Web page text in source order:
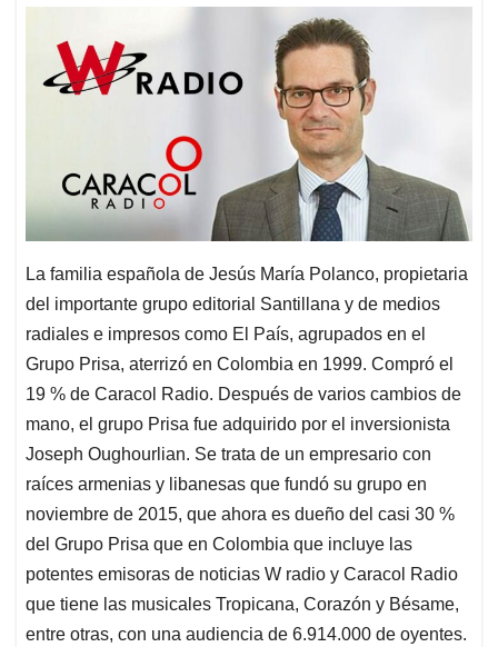
La familia española de Jesús María Polanco, propietaria
del importante grupo editorial Santillana y de medios
radiales e impresos como El País, agrupados en el
Grupo Prisa, aterrizó en Colombia en 1999. Compró el
19 % de Caracol Radio. Después de varios cambios de
mano, el grupo Prisa fue adquirido por el inversionista
Joseph Oughourlian. Se trata de un empresario con
raíces armenias y libanesas que fundó su grupo en
noviembre de 2015, que ahora es dueño del casi 30 %
del Grupo Prisa que en Colombia que incluye las
potentes emisoras de noticias W radio y Caracol Radio
que tiene las musicales Tropicana, Corazón y Bésame,
entre otras, con una audiencia de 6.914.000 de oyentes.